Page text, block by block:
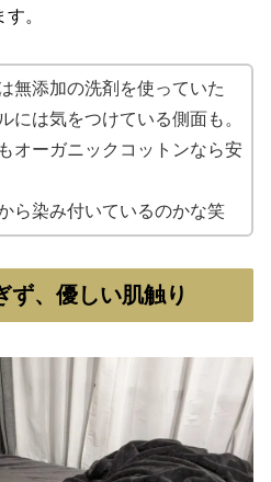
。
無添加の洗剤を使っていた
には気をつけている側面も。
オーガニックコットンなら安
ら染み付いているのかな笑
ず、優しい肌触り